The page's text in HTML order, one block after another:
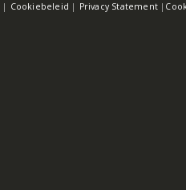
| Cookiebeleid | Privacy Statement |